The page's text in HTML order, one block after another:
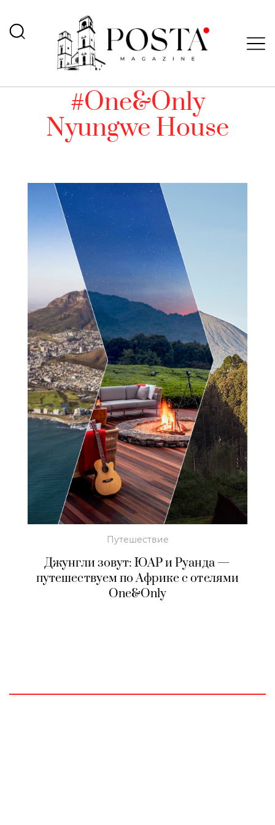
#One&Only
Nyungwe House
Путешествие
Джунгли зовут: ЮАР и Руанда —
путешествуем по Африке с отелями
One&Only